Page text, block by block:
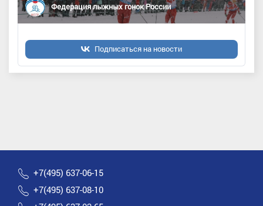
Федерация лыжных гонок России
Подписаться на новости
+7(495) 637-06-15
+7(495) 637-08-10